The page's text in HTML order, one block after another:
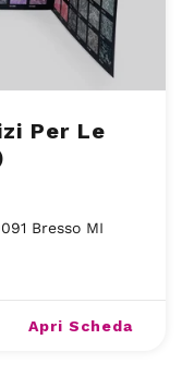
Per Le
Bresso MI
Apri Scheda